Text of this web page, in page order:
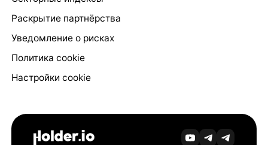
Раскрытие партнёрства
Уведомление о рисках
Политика cookie
Настройки cookie